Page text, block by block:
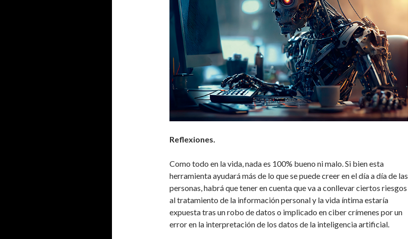
Reflexiones.
Como todo en la vida, nada es 100% bueno ni malo. Si bien esta
herramienta ayudará más de lo que se puede creer en el día a día de las
personas, habrá que tener en cuenta que va a conllevar ciertos riesgos
al tratamiento de la información personal y la vida íntima estaría
expuesta tras un robo de datos o implicado en ciber crímenes por un
error en la interpretación de los datos de la inteligencia artificial.